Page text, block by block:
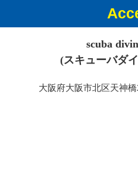
scuba
(スキューバダ
大阪府大阪市北区天神